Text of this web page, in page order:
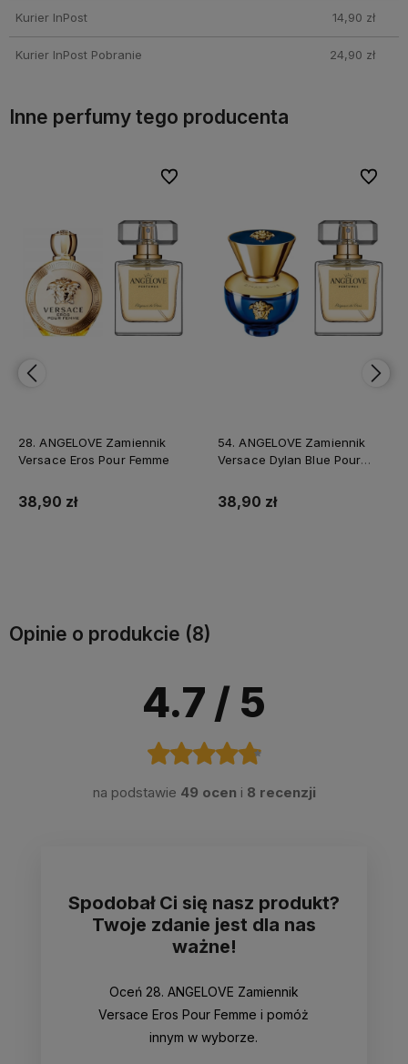
Kurier InPost 14,90 zł
Kurier InPost Pobranie 24,90 zł
Inne perfumy tego producenta
28. ANGELOVE Zamiennik
Versace Eros Pour Femme
38,90 zł
Do ulubionych
Do ulubionych
54. ANGELOVE Zamiennik
Versace Dylan Blue Pour
38,90 zł
Do
Do
Opinie o produkcie (8)
4.7 / 5
na podstawie 49 ocen i 8 recenzji
Spodobał Ci się nasz produkt?
Twoje zdanie jest dla nas
ważne!
Oceń 28. ANGELOVE Zamiennik
Versace Eros Pour Femme i pomóż
innym w wyborze.